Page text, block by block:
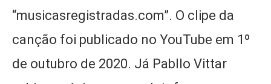
“musicasregistradas.com”. O clipe da
canção foi publicado no YouTube em 1º
de outubro de 2020. Já Pabllo Vittar